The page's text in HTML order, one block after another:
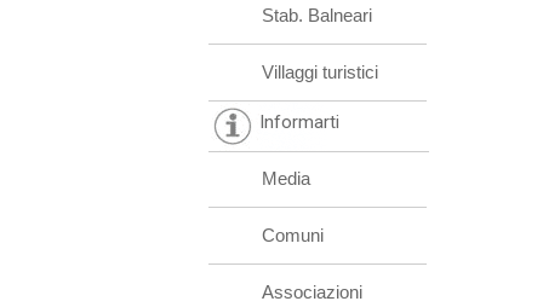
Stab. Balneari
Villaggi turistici
Informarti
Media
Comuni
Associazioni